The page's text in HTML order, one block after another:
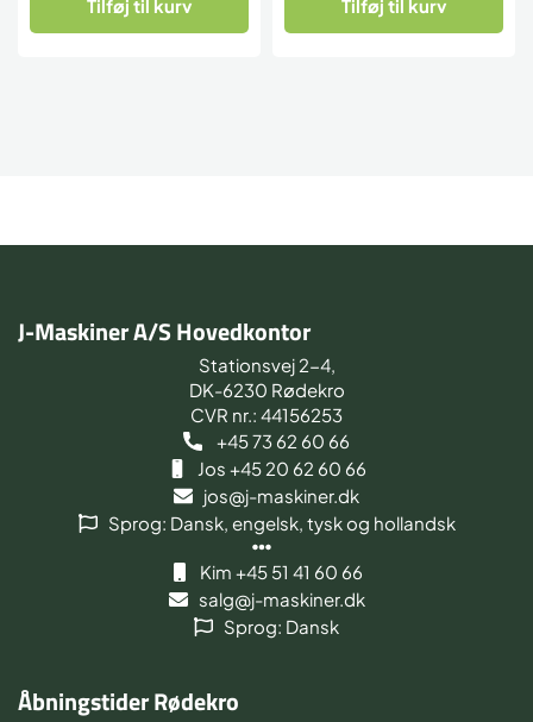
Tilføj til kurv Tilføj til kurv
J-Maskiner A/S Hovedkontor
Stationsvej 2-4,
DK-6230 Rødekro
CVR nr.: 44156253
+45 73 62 60 66
Jos +45 20 62 60 66
jos@j-maskiner.dk
Sprog: Dansk, engelsk, tysk og hollandsk
Kim +45 51 41 60 66
salg@j-maskiner.dk
Sprog: Dansk
Åbningstider Rødekro